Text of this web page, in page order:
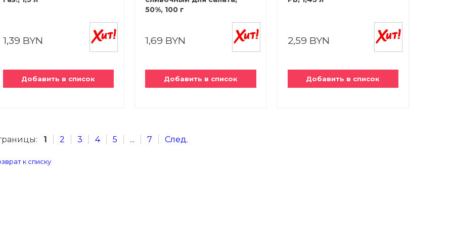
1,39 BYN
Добавить в список
50%, 100 г
1,69 BYN
Добавить в список
2,59 BYN
Добавить в список
1 2 3 4 5 ... 7 След.
к списку